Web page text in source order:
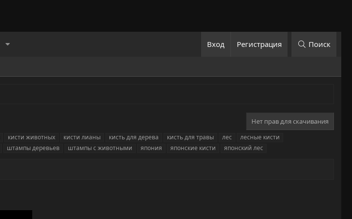
Вход Регистрация Поиск
Нет прав для скачивания
кисти животных кисти лианы кисть для дерева кисть для травы лес
лесные кисти
штампы деревьев штампы с животными япония японские кисти японский лес